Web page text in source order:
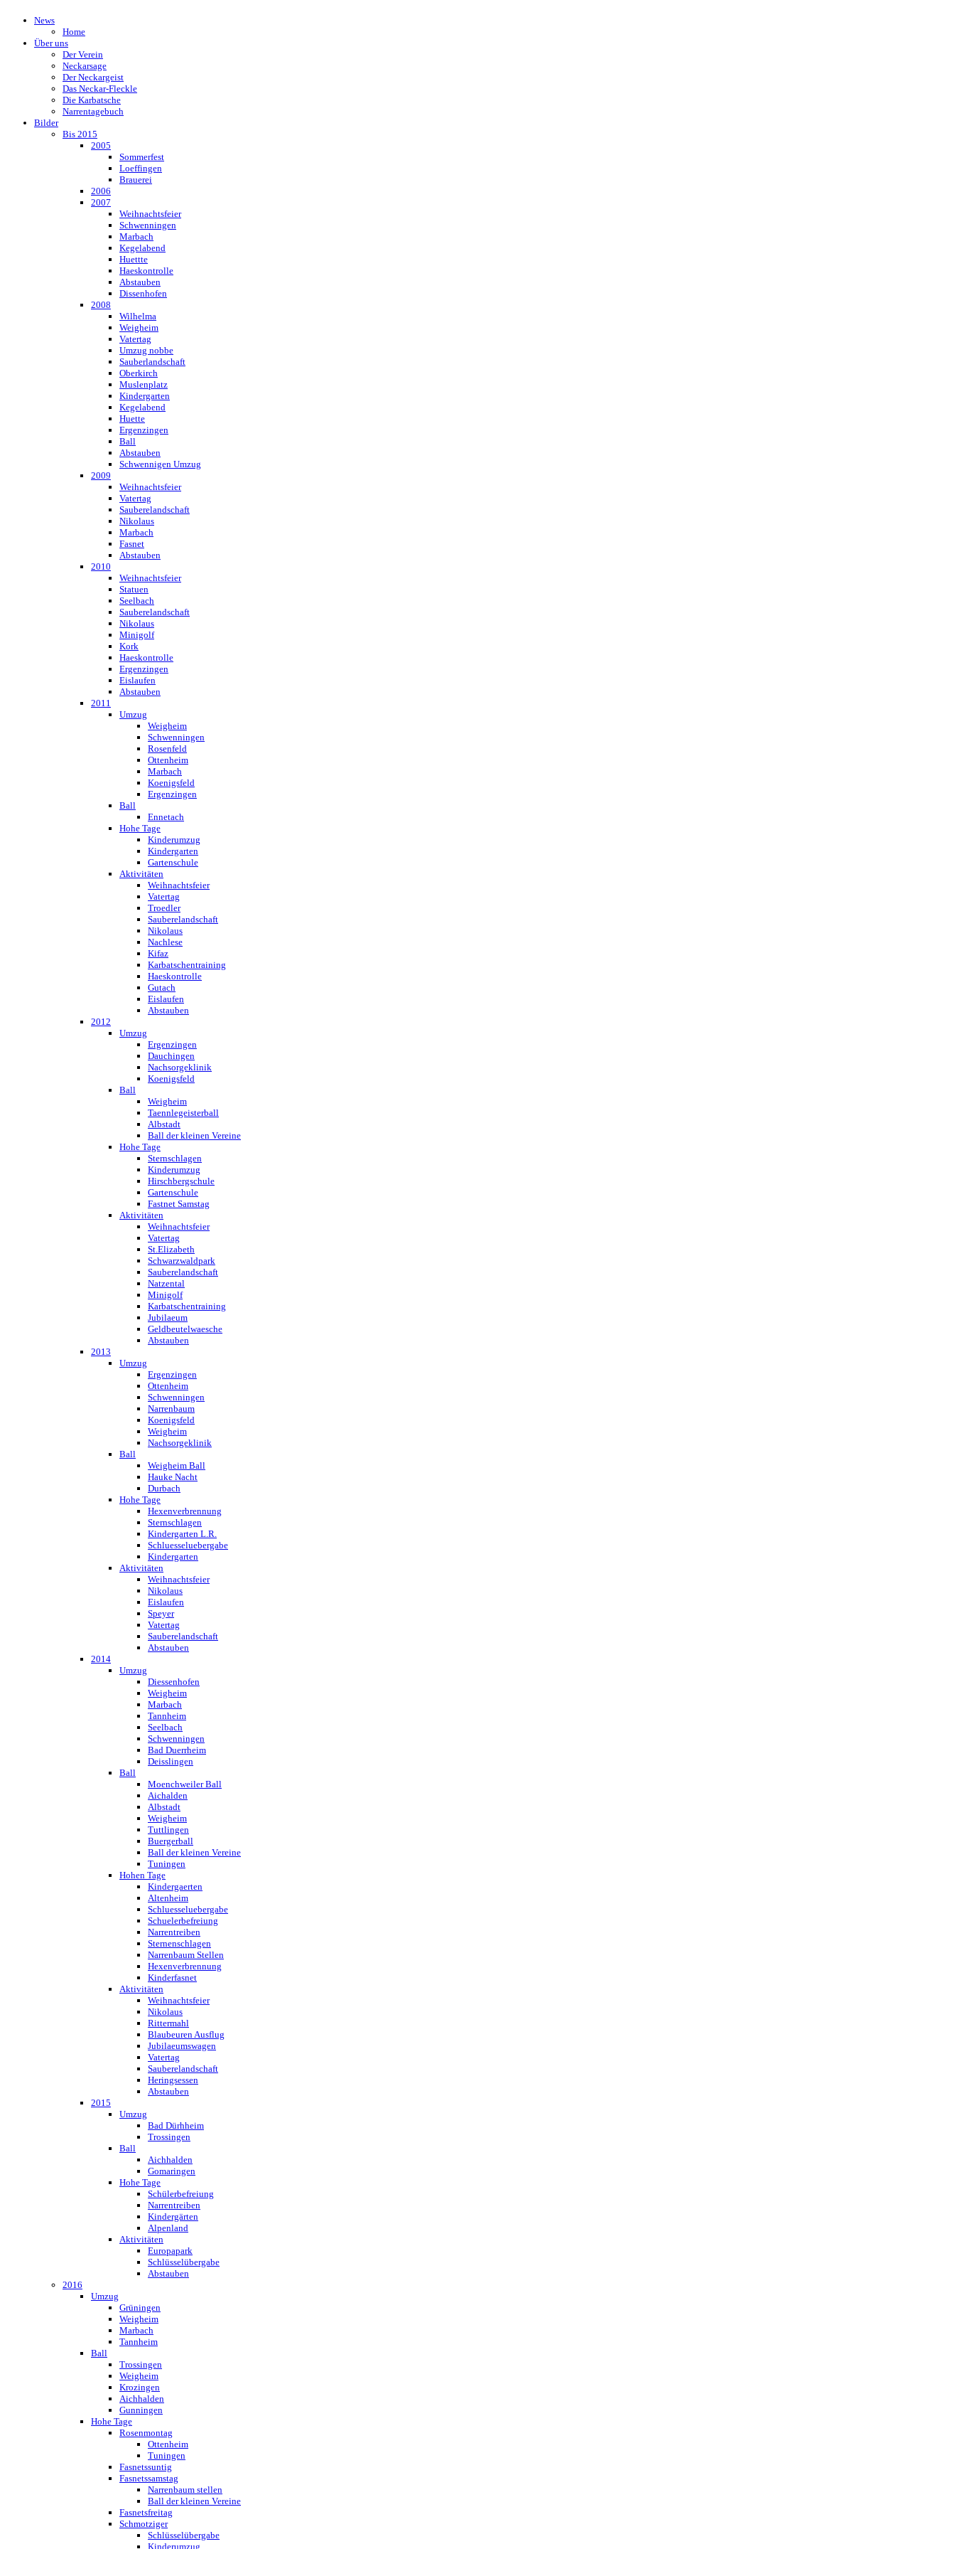
News
Home
Über uns
Der Verein
Neckarsage
Der Neckargeist
Das Neckar-Fleckle
Die Karbatsche
Narrentagebuch
Bilder
Bis 2015
2005
Sommerfest
Loeffingen
Brauerei
2006
2007
Weihnachtsfeier
Schwenningen
Marbach
Kegelabend
Huettte
Haeskontrolle
Abstauben
Dissenhofen
2008
Wilhelma
Weigheim
Vatertag
Umzug nobbe
Sauberlandschaft
Oberkirch
Muslenplatz
Kindergarten
Kegelabend
Huette
Ergenzingen
Ball
Abstauben
Schwennigen Umzug
2009
Weihnachtsfeier
Vatertag
Sauberelandschaft
Nikolaus
Marbach
Fasnet
Abstauben
2010
Weihnachtsfeier
Statuen
Seelbach
Sauberelandschaft
Nikolaus
Minigolf
Kork
Haeskontrolle
Ergenzingen
Eislaufen
Abstauben
2011
Umzug
Weigheim
Schwenningen
Rosenfeld
Ottenheim
Marbach
Koenigsfeld
Ergenzingen
Ball
Ennetach
Hohe Tage
Kinderumzug
Kindergarten
Gartenschule
Aktivitäten
Weihnachtsfeier
Vatertag
Troedler
Sauberelandschaft
Nikolaus
Nachlese
Kifaz
Karbatschentraining
Haeskontrolle
Gutach
Eislaufen
Abstauben
2012
Umzug
Ergenzingen
Dauchingen
Nachsorgeklinik
Koenigsfeld
Ball
Weigheim
Taennlegeisterball
Albstadt
Ball der kleinen Vereine
Hohe Tage
Sternschlagen
Kinderumzug
Hirschbergschule
Gartenschule
Fastnet Samstag
Aktivitäten
Weihnachtsfeier
Vatertag
St.Elizabeth
Schwarzwaldpark
Sauberelandschaft
Natzental
Minigolf
Karbatschentraining
Jubilaeum
Geldbeutelwaesche
Abstauben
2013
Umzug
Ergenzingen
Ottenheim
Schwenningen
Narrenbaum
Koenigsfeld
Weigheim
Nachsorgeklinik
Ball
Weigheim Ball
Hauke Nacht
Durbach
Hohe Tage
Hexenverbrennung
Sternschlagen
Kindergarten L.R.
Schluesseluebergabe
Kindergarten
Aktivitäten
Weihnachtsfeier
Nikolaus
Eislaufen
Speyer
Vatertag
Sauberelandschaft
Abstauben
2014
Umzug
Diessenhofen
Weigheim
Marbach
Tannheim
Seelbach
Schwenningen
Bad Duerrheim
Deisslingen
Ball
Moenchweiler Ball
Aichalden
Albstadt
Weigheim
Tuttlingen
Buergerball
Ball der kleinen Vereine
Tuningen
Hohen Tage
Kindergaerten
Altenheim
Schluesseluebergabe
Schuelerbefreiung
Narrentreiben
Sternenschlagen
Narrenbaum Stellen
Hexenverbrennung
Kinderfasnet
Aktivitäten
Weihnachtsfeier
Nikolaus
Rittermahl
Blaubeuren Ausflug
Jubilaeumswagen
Vatertag
Sauberelandschaft
Heringsessen
Abstauben
2015
Umzug
Bad Dürhheim
Trossingen
Ball
Aichhalden
Gomaringen
Hohe Tage
Schülerbefreiung
Narrentreiben
Kindergärten
Alpenland
Aktivitäten
Europapark
Schlüsselübergabe
Abstauben
2016
Umzug
Grüningen
Weigheim
Marbach
Tannheim
Ball
Trossingen
Weigheim
Krozingen
Aichhalden
Gunningen
Hohe Tage
Rosenmontag
Ottenheim
Tuningen
Fasnetssuntig
Fasnetssamstag
Narrenbaum stellen
Ball der kleinen Vereine
Fasnetsfreitag
Schmotziger
Schlüsselübergabe
Kinderumzug